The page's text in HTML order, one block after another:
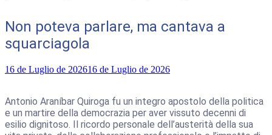
Non poteva parlare, ma cantava a
squarciagola
16 de Luglio de 202616 de Luglio de 2026
Antonio Araníbar Quiroga fu un integro apostolo della politica
e un martire della democrazia per aver vissuto decenni di
esilio dignitoso. Il ricordo personale dell’austerità della sua